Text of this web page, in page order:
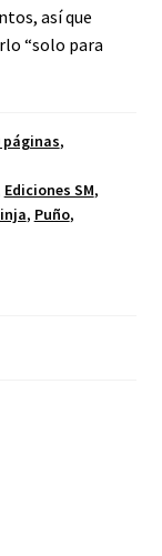
así que
“solo para
páginas,
Ediciones SM,
, Puño,